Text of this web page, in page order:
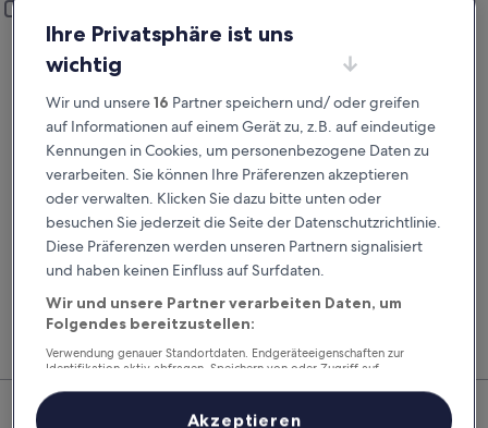
Abholdatum
20. Aug.
Rückgabedatum
21. Aug.
Abholzeit
Rückgabezeit
Ich habe einen Rabattcode
Suchen
Vergleiche Autovermieter und buche Flug, Hotel
und Mietwagen zusammen, um noch mehr zu
Top-Mietwagenangebote –
Ihre Privatsphäre ist uns
wichtig
Wir und unsere16 Partner speichern und/ oder greifen
auf Informationen auf einem Gerät zu, z.B. auf eindeutige
Kennungen in Cookies, um personenbezogene Daten zu
verarbeiten. Sie können Ihre Präferenzen akzeptieren
oder verwalten. Klicken Sie dazu bitte unten oder
besuchen Sie jederzeit die Seite der Datenschutzrichtlinie.
Diese Präferenzen werden unseren Partnern signalisiert
und haben keinen Einfluss auf Surfdaten.
Wir und unsere Partner verarbeiten Daten, um
Folgendes bereitzustellen:
Verwendung genauer Standortdaten. Endgeräteeigenschaften zur
Identifikation aktiv abfragen. Speichern von oder Zugriff auf
Inhalte, Messung von Werbeleistung und der Performance von Inhalten,
Zielgruppenforschung sowie Entwicklung und Verbesserung von
Akzeptieren